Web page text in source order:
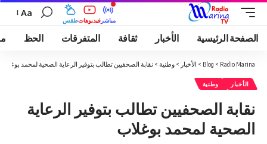
طقسفيديوهات مباشر
Aa
الصفحة الرئيسية الأخبار ثقافة المتفرقات الحظ
Radio Marina
>
Blog
> الأخبار > وطنية > نقابة الصحفيين تطالب بتوفير الرعاية الصحية لمحمد بوغلاب
الأخبار وطنية
نقابة الصحفيين تطالب بتوفير الرعاية
الصحية لمحمد بوغلاب